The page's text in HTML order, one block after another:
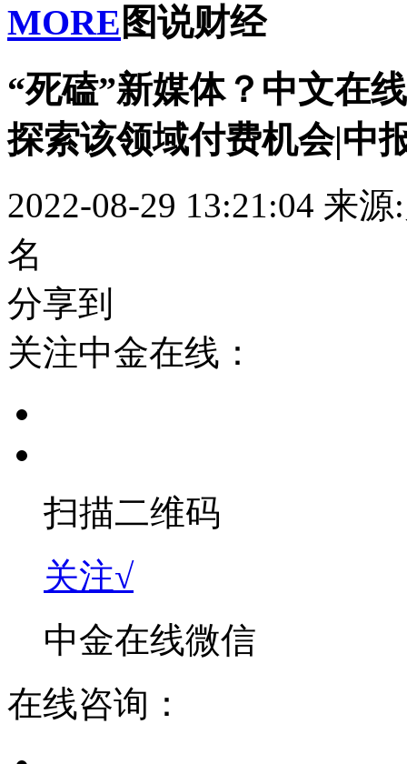
MORE 图说财经
“死磕”新媒体？中文在
探索该领域付费机会|中
2022-08-29 13:21:04 来源
名
分享到
关注中金在线：
扫描二维码
关注√
中金在线微信
在线咨询：